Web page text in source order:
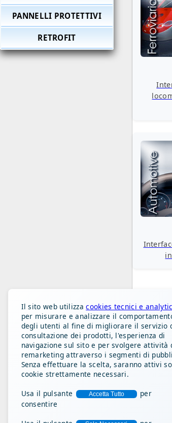
PANNELLI PROTETTIVI
RETROFIT
Il sito web utilizzacookies tecnici e
per misurare e analizzare il
degli utenti al fine di migliorare il servizio
consultazione dei prodotti, l'esperienza di
navigazione sul sito e per svolgere attività
remarketing attraverso i segmenti di
Senza effettuare la scelta, saranno attivi
cookie strettamente necessari.
Usa il pulsante Accetta Tutto
per
consentire